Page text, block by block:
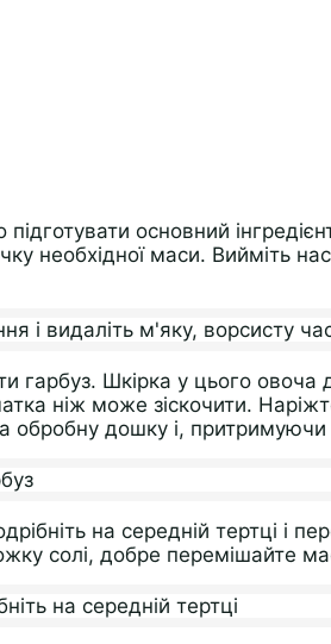
основний
необхідної маси. Вийміть
гарбуз. Шкірка у цього
ніж може зіскочити.
обробну дошку і, притримуючи
на середній тертці і
солі, добре перемішайте